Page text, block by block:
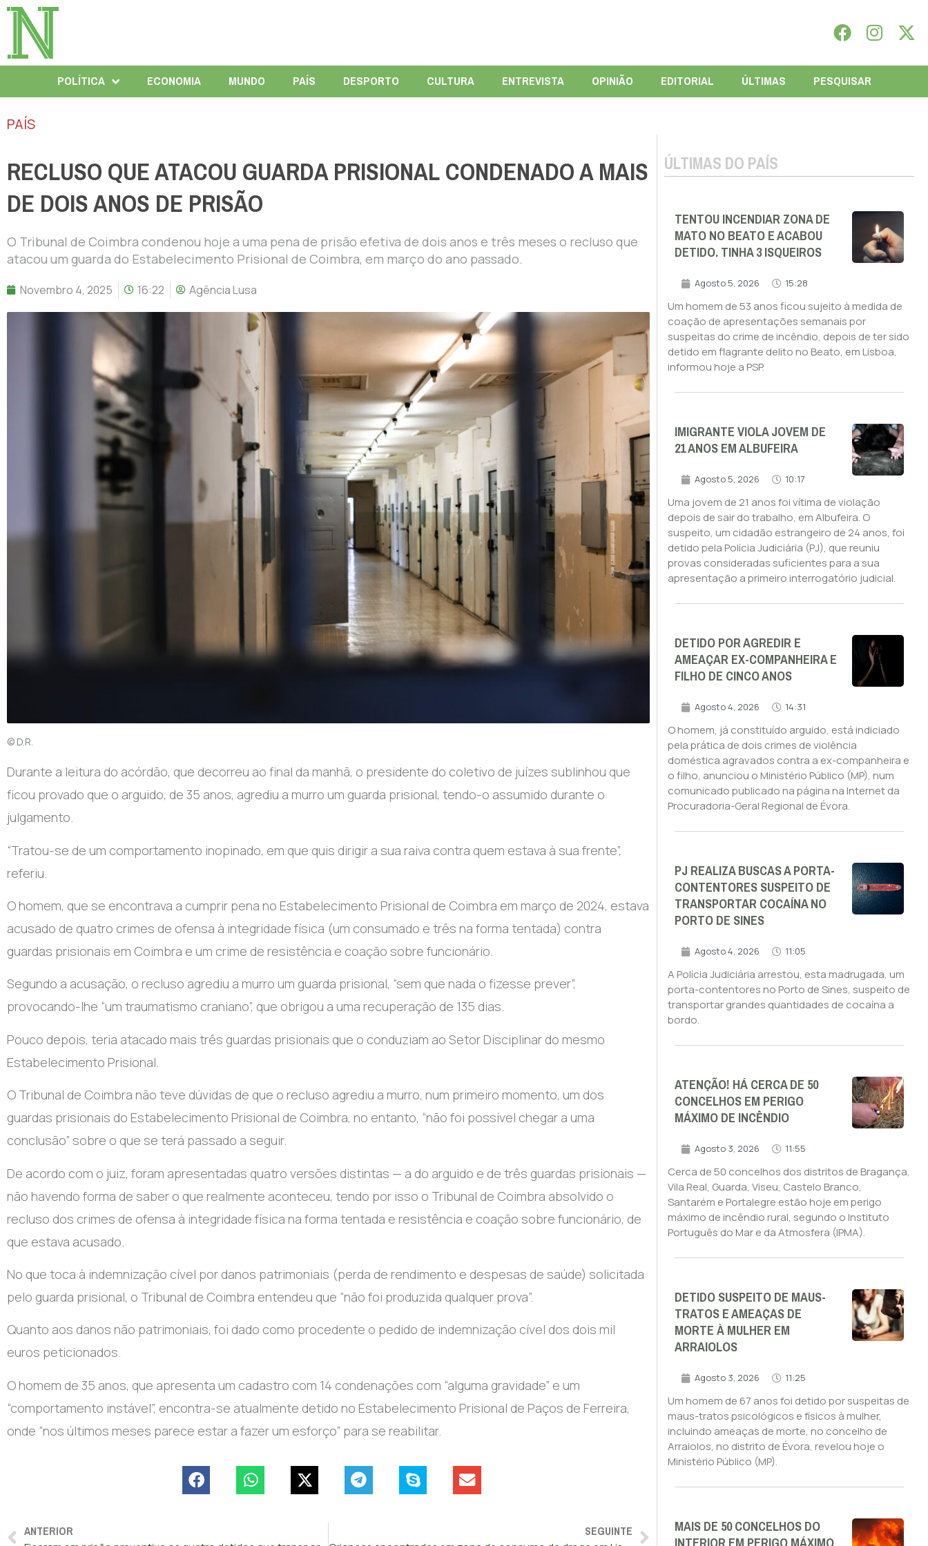
POLÍTICA ECONOMIA MUNDO PAÍS DESPORTO CULTURA ENTREVISTA OPINIÃO EDITORIAL ÚLTIMAS PESQUISAR
PAÍS
RECLUSO QUE ATACOU GUARDA PRISIONAL CONDENADO A MAIS
DE DOIS ANOS DE PRISÃO
O Tribunal de Coimbra condenou hoje a uma pena de prisão efetiva de dois anos e três meses o recluso que
atacou um guarda do Estabelecimento Prisional de Coimbra, em março do ano passado.
Novembro 4, 2025 16:22 Agência Lusa
© D.R.
Durante a leitura do acórdão, que decorreu ao final da manhã, o presidente do coletivo de juízes sublinhou que
ficou provado que o arguido, de 35 anos, agrediu a murro um guarda prisional, tendo-o assumido durante o
julgamento.
“Tratou-se de um comportamento inopinado, em que quis dirigir a sua raiva contra quem estava à sua frente”,
referiu.
O homem, que se encontrava a cumprir pena no Estabelecimento Prisional de Coimbra em março de 2024, estava
acusado de quatro crimes de ofensa à integridade física (um consumado e três na forma tentada) contra
guardas prisionais em Coimbra e um crime de resistência e coação sobre funcionário.
Segundo a acusação, o recluso agrediu a murro um guarda prisional, “sem que nada o fizesse prever”,
provocando-lhe “um traumatismo craniano”, que obrigou a uma recuperação de 135 dias.
Pouco depois, teria atacado mais três guardas prisionais que o conduziam ao Setor Disciplinar do mesmo
Estabelecimento Prisional.
O Tribunal de Coimbra não teve dúvidas de que o recluso agrediu a murro, num primeiro momento, um dos
guardas prisionais do Estabelecimento Prisional de Coimbra, no entanto, “não foi possível chegar a uma
conclusão” sobre o que se terá passado a seguir.
De acordo com o juiz, foram apresentadas quatro versões distintas — a do arguido e de três guardas prisionais —
não havendo forma de saber o que realmente aconteceu, tendo por isso o Tribunal de Coimbra absolvido o
recluso dos crimes de ofensa à integridade física na forma tentada e resistência e coação sobre funcionário, de
que estava acusado.
No que toca à indemnização cível por danos patrimoniais (perda de rendimento e despesas de saúde) solicitada
pelo guarda prisional, o Tribunal de Coimbra entendeu que “não foi produzida qualquer prova”.
Quanto aos danos não patrimoniais, foi dado como procedente o pedido de indemnização cível dos dois mil
euros peticionados.
O homem de 35 anos, que apresenta um cadastro com 14 condenações com “alguma gravidade” e um
“comportamento instável”, encontra-se atualmente detido no Estabelecimento Prisional de Paços de Ferreira,
onde “nos últimos meses parece estar a fazer um esforço” para se reabilitar.
ANTERIOR SEGUINTE
ÚLTIMAS DO PAÍS
TENTOU INCENDIAR ZONA DE
MATO NO BEATO E ACABOU
DETIDO. TINHA 3 ISQUEIROS
Agosto 5, 2026 15:28
Um homem de 53 anos ficou sujeito à medida de
coação de apresentações semanais por
suspeitas do crime de incêndio, depois de ter sido
detido em flagrante delito no Beato, em Lisboa,
informou hoje a PSP.
IMIGRANTE VIOLA JOVEM DE
21 ANOS EM ALBUFEIRA
Agosto 5, 2026 10:17
Uma jovem de 21 anos foi vítima de violação
depois de sair do trabalho, em Albufeira. O
suspeito, um cidadão estrangeiro de 24 anos, foi
detido pela Polícia Judiciária (PJ), que reuniu
provas consideradas suficientes para a sua
apresentação a primeiro interrogatório judicial.
DETIDO POR AGREDIR E
AMEAÇAR EX-COMPANHEIRA E
FILHO DE CINCO ANOS
Agosto 4, 2026 14:31
O homem, já constituído arguido, está indiciado
pela prática de dois crimes de violência
doméstica agravados contra a ex-companheira e
o filho, anunciou o Ministério Público (MP), num
comunicado publicado na página na Internet da
Procuradoria-Geral Regional de Évora.
PJ REALIZA BUSCAS A PORTA-
CONTENTORES SUSPEITO DE
TRANSPORTAR COCAÍNA NO
PORTO DE SINES
Agosto 4, 2026 11:05
A Polícia Judiciária arrestou, esta madrugada, um
porta-contentores no Porto de Sines, suspeito de
transportar grandes quantidades de cocaína a
bordo.
ATENÇÃO! HÁ CERCA DE 50
CONCELHOS EM PERIGO
MÁXIMO DE INCÊNDIO
Agosto 3, 2026 11:55
Cerca de 50 concelhos dos distritos de Bragança,
Vila Real, Guarda, Viseu, Castelo Branco,
Santarém e Portalegre estão hoje em perigo
máximo de incêndio rural, segundo o Instituto
Português do Mar e da Atmosfera (IPMA).
DETIDO SUSPEITO DE MAUS-
TRATOS E AMEAÇAS DE
MORTE À MULHER EM
ARRAIOLOS
Agosto 3, 2026 11:25
Um homem de 67 anos foi detido por suspeitas de
maus-tratos psicológicos e físicos à mulher,
incluindo ameaças de morte, no concelho de
Arraiolos, no distrito de Évora, revelou hoje o
Ministério Público (MP).
MAIS DE 50 CONCELHOS DO